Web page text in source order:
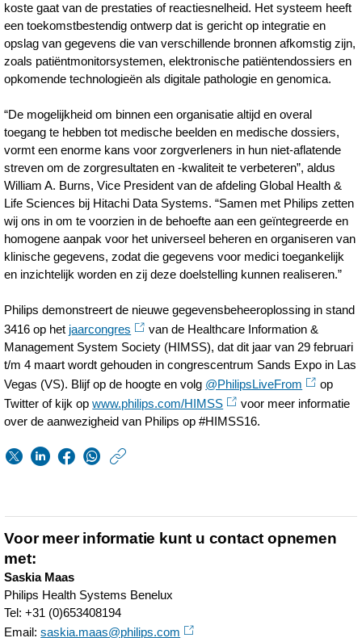
koste gaat van de prestaties of reactiesnelheid. Het systeem heeft
een toekomstbestendig ontwerp dat is gericht op integratie en
opslag van gegevens die van verschillende bronnen afkomstig zijn,
zoals patiëntmonitorsystemen, elektronische patiëntendossiers en
opkomende technologieën als digitale pathologie en genomica.
“De mogelijkheid om binnen een organisatie altijd en overal
toegang te hebben tot medische beelden en medische dossiers,
vormt een enorme kans voor zorgverleners in hun niet-aflatende
streven om de zorgresultaten en -kwaliteit te verbeteren”, aldus
William A. Burns, Vice President van de afdeling Global Health &
Life Sciences bij Hitachi Data Systems. “Samen met Philips zetten
wij ons in om te voorzien in de behoefte aan een geïntegreerde en
homogene aanpak voor het universeel beheren en organiseren van
klinische gegevens, zodat die gegevens voor medici toegankelijk
en inzichtelijk worden en zij deze doelstelling kunnen realiseren.”
Philips demonstreert de nieuwe gegevensbeheeroplossing in stand
3416 op het jaarcongres
van de Healthcare Information &
Management System Society (HIMSS), dat dit jaar van 29 februari
t/m 4 maart wordt gehouden in congrescentrum Sands Expo in Las
Vegas (VS). Blijf op de hoogte en volg @PhilipsLiveFrom
op
Twitter of kijk opwww.philips.com/HIMSS
voor meer informatie
over de aanwezigheid van Philips op #HIMSS16.
Philips-
en-
Data-
Voor meer informatie kunt u contact opnemen
met:
Saskia Maas
Philips Health Systems Benelux
Tel: +31 (0)653408194
Email:saskia.maas@philips.com